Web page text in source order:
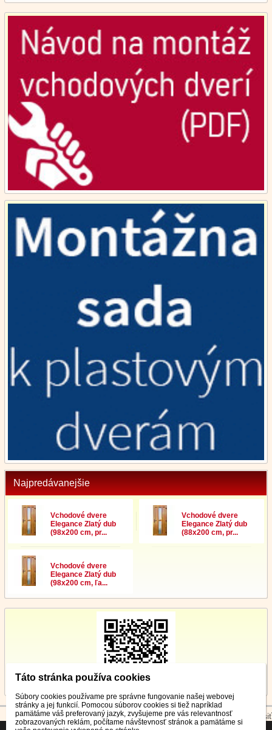
Najpredávanejšie
Vchodové dvere
Elegance Zlatý dub
(98x200 cm, pr...
Vchodové dvere
Elegance Zlatý dub
(88x200 cm, pr...
Vchodové dvere
Elegance Zlatý dub
(98x200 cm, ľa...
© 2026 WEXBO |www.wexbo.com| Prihlásiť
Táto stránka používa cookies
Súbory cookies používame pre správne fungovanie našej webovej
stránky a jej funkcií. Pomocou súborov cookies si tiež napríklad
pamätáme váš preferovaný jazyk, zvyšujeme pre vás relevantnosť
zobrazovaných reklám, počítame návštevnosť stránok a pamätáme si